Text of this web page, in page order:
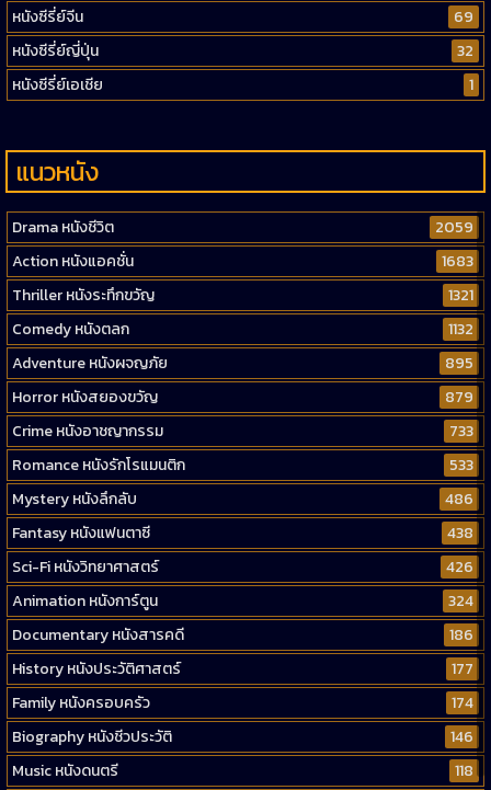
หนังซีรี่ย์จีน
69
หนังซีรี่ย์ญี่ปุ่น
32
หนังซีรี่ย์เอเชีย
1
แนวหนัง
Drama หนังชีวิต
2059
Action หนังแอคชั่น
1683
Thriller หนังระทึกขวัญ
1321
Comedy หนังตลก
1132
Adventure หนังผจญภัย
895
Horror หนังสยองขวัญ
879
Crime หนังอาชญากรรม
733
Romance หนังรักโรแมนติก
533
Mystery หนังลึกลับ
486
Fantasy หนังแฟนตาซี
438
Sci-Fi หนังวิทยาศาสตร์
426
Animation หนังการ์ตูน
324
Documentary หนังสารคดี
186
History หนังประวัติศาสตร์
177
Family หนังครอบครัว
174
Biography หนังชีวประวัติ
146
Music หนังดนตรี
118